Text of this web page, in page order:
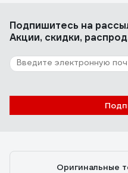
Подпишитесь на
Акции, скидки,
Оригинальные